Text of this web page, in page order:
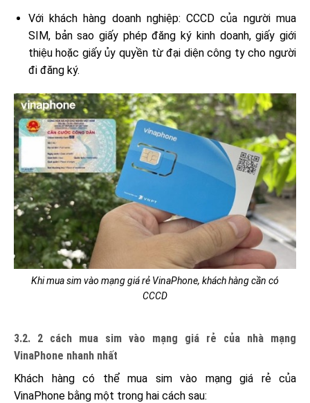
Với khách hàng doanh nghiệp: CCCD của người mua
SIM, bản sao giấy phép đăng ký kinh doanh, giấy giới
thiệu hoặc giấy ủy quyền từ đại diện công ty cho người
đi đăng ký.
Khi mua sim vào mạng giá rẻ VinaPhone, khách hàng cần có
CCCD
3.2. 2 cách mua sim vào mạng giá rẻ của nhà mạng
VinaPhone nhanh nhất
Khách hàng có thể mua sim vào mạng giá rẻ của
VinaPhone bằng một trong hai cách sau: